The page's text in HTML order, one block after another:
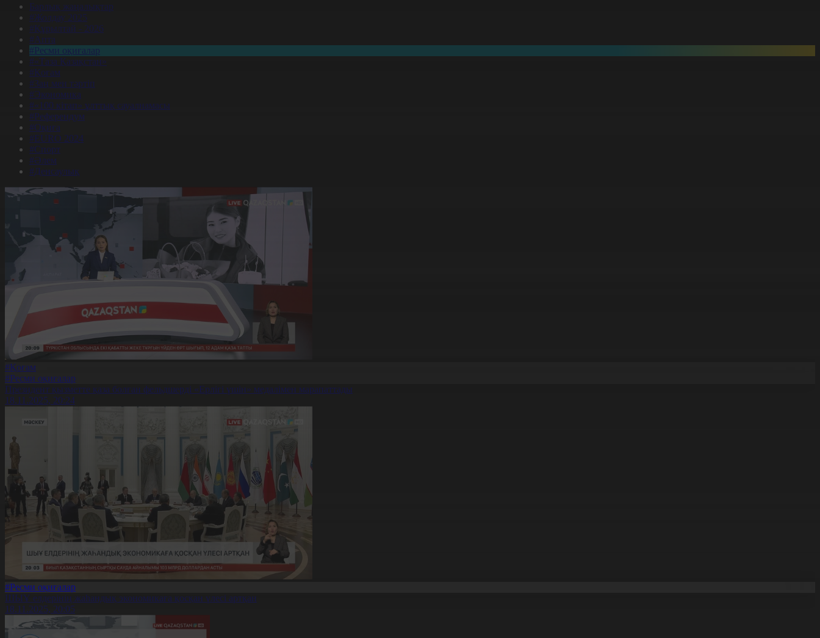
Барлық жаңалықтар
#Жолдау 2025
#Құрылтай - 2026
#Апта
#Ресми оқиғалар
#«Таза Қазақстан»
#Қоғам
#Заң мен тәртіп
#Экономика
#«100 кітап» ұлттық сауалнамасы
#Референдум
#Оқиға
#EURO 2024
#Спорт
#Әлем
#Денсаулық
#Қоғам
#Ресми оқиғалар
Президент қызметте қаза болған фельдшерді «Ерлігі үшін» медалімен марапаттады
18.11.2025, 20:24
#Ресми оқиғалар
ШЫҰ елдерінің жаһандық экономикаға қосқан үлесі артқан
18.11.2025, 20:05